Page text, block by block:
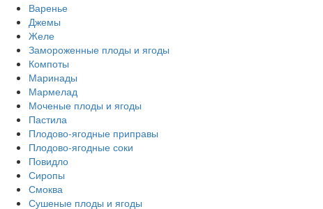
Варенье
Джемы
Желе
Замороженные плоды и ягоды
Компоты
Маринады
Мармелад
Моченые плоды и ягоды
Пастила
Плодово-ягодные приправы
Плодово-ягодные соки
Повидло
Сиропы
Смоква
Сушеные плоды и ягоды